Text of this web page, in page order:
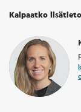
Kaipaatko